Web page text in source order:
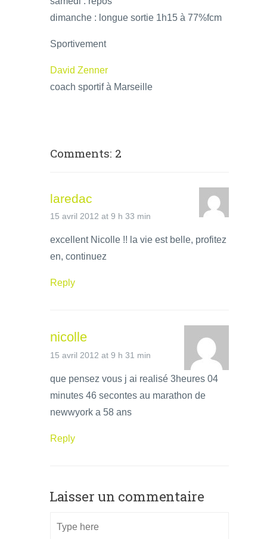
dimanche : longue sortie 1h15 à 77%fcm
Sportivement
David Zenner
coach sportif à Marseille
Comments: 2
laredac
15 avril 2012 at 9 h 33 min
excellent Nicolle !! la vie est belle, profitez
en, continuez
Reply
nicolle
15 avril 2012 at 9 h 31 min
que pensez vous j ai realisé 3heures 04
minutes 46 secontes au marathon de
newwyork a 58 ans
Reply
Laisser un commentaire